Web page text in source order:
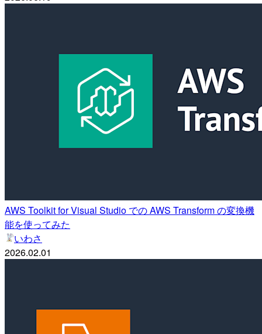
AWS Toolkit for Visual Studio での AWS Transform の変換機
能を使ってみた
いわさ
2026.02.01